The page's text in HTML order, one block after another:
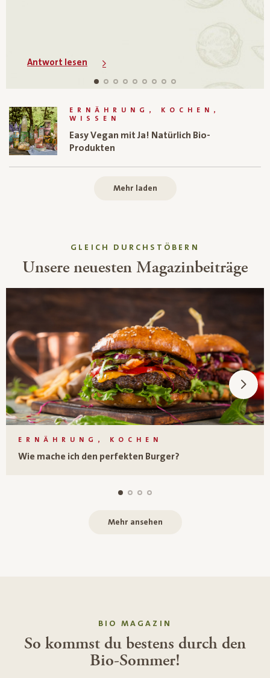
Antwort lesen
ERNÄHRUNG, KOCHEN,
WISSEN
Easy Vegan mit Ja! Natürlich Bio-
Produkten
Mehr laden
GLEICH DURCHSTÖBERN
Unsere neuesten Magazinbeiträge
ERNÄHRUNG, KOCHEN
Wie mache ich den perfekten Burger?
Mehr ansehen
BIO MAGAZIN
So kommst du bestens durch den
Bio-Sommer!